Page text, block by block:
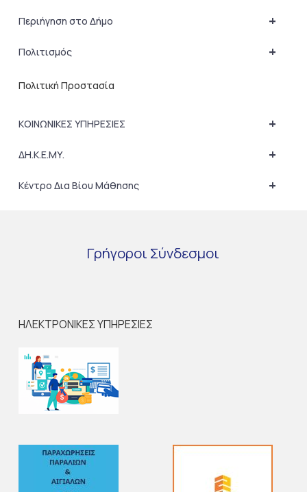
+
Περιήγηση στο Δήμο
+
Πολιτισμός
Πολιτική Προστασία
+
ΚΟΙΝΩΝΙΚΕΣ ΥΠΗΡΕΣΙΕΣ
+
ΔΗ.Κ.Ε.ΜΥ.
+
Κέντρο Δια Βίου Μάθησης
Γρήγοροι Σύνδεσμοι
ΗΛΕΚΤΡΟΝΙΚΕΣ ΥΠΗΡΕΣΙΕΣ